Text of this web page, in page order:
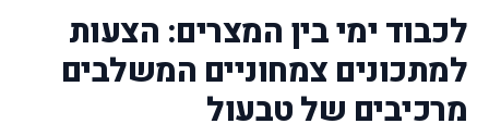
לכבוד ימי בין המצרים: הצעות
למתכונים צמחוניים המשלבים
מרכיבים של טבעול